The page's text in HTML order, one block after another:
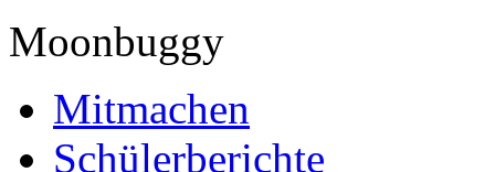
Moonbuggy
Mitmachen
Schülerberichte